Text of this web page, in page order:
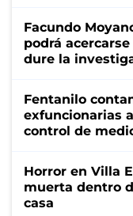
Facundo
podrá
dure la
Fentanilo
exfuncionarias
control de
Horror en Villa
muerta dentro
casa